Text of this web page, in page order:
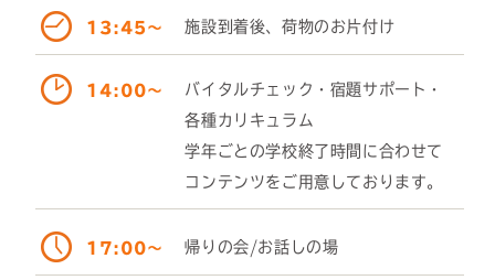
13:45～ 施設到着後、荷物のお片付け
14:00～
バイタルチェック・宿題サポート・
各種カリキュラム
学年ごとの学校終了時間に合わせて
コンテンツをご用意しております。
17:00～ 帰りの会/お話しの場